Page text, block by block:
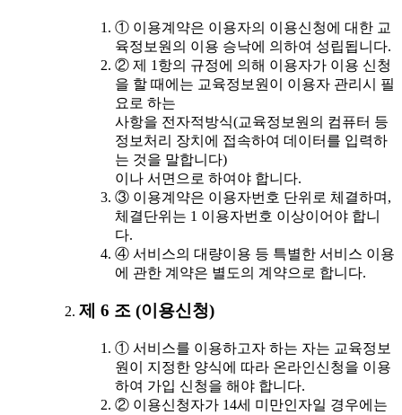
① 이용계약은 이용자의 이용신청에 대한 교
육정보원의 이용 승낙에 의하여 성립됩니다.
② 제 1항의 규정에 의해 이용자가 이용 신청
을 할 때에는 교육정보원이 이용자 관리시 필
요로 하는
사항을 전자적방식(교육정보원의 컴퓨터 등
정보처리 장치에 접속하여 데이터를 입력하
는 것을 말합니다)
이나 서면으로 하여야 합니다.
③ 이용계약은 이용자번호 단위로 체결하며,
체결단위는 1 이용자번호 이상이어야 합니
다.
④ 서비스의 대량이용 등 특별한 서비스 이용
에 관한 계약은 별도의 계약으로 합니다.
제 6 조 (이용신청)
① 서비스를 이용하고자 하는 자는 교육정보
원이 지정한 양식에 따라 온라인신청을 이용
하여 가입 신청을 해야 합니다.
② 이용신청자가 14세 미만인자일 경우에는